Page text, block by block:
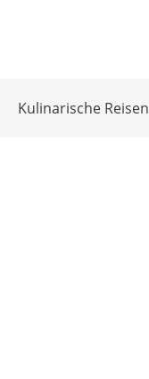
Kulinarische Reisen